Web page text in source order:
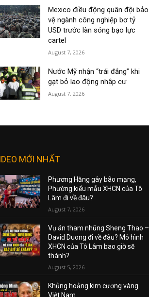
Mexico điều động quân đội bảo
vệ ngành công nghiệp bơ tỷ
USD trước làn sóng bạo lực
cartel
August 7, 2026
Nước Mỹ nhận “trái đắng” khi
gạt bỏ lao động nhập cư
August 7, 2026
MỚI NHẤT
Phương Hằng gây bão mạng,
Phường kiểu mẫu XHCN của Tô
Lâm đi về đâu?
August 7, 2026
Vụ án tham nhũng Sheng Thao –
David Duong đi về đâu? Mô hình
XHCN của Tô Lâm bao giờ sẽ
thành?
August 5, 2026
Khủng hoảng kim cương vàng
Việt Nam